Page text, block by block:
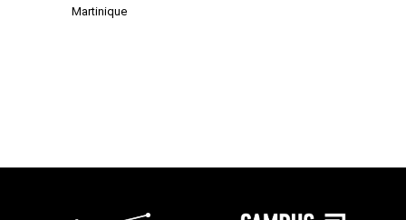
Martinique